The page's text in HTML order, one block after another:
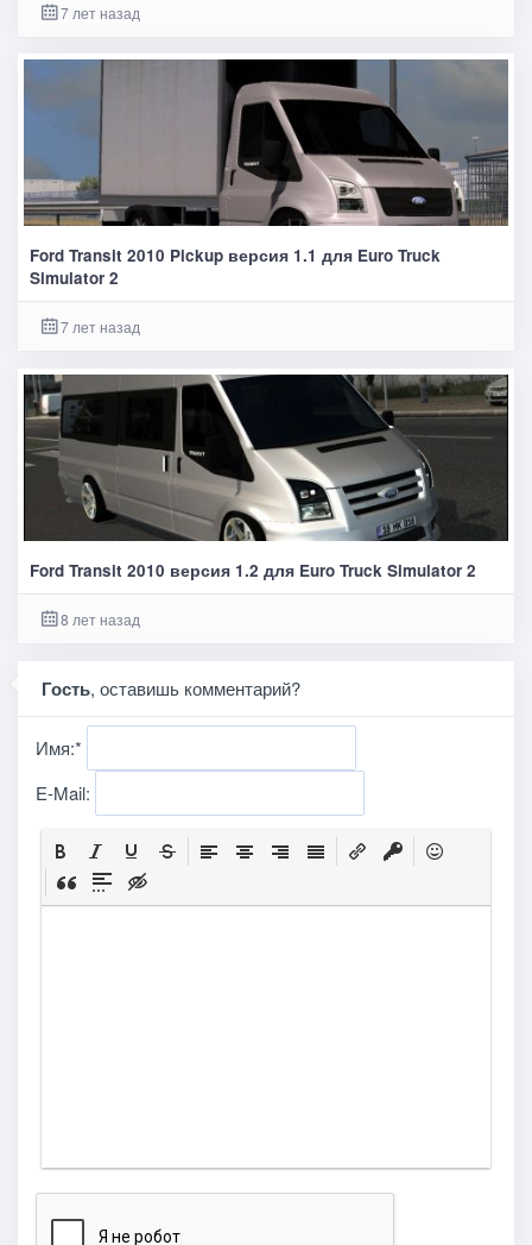
7 лет назад
Ford Transit 2010 Pickup версия 1.1 для Euro Truck
Simulator 2
7 лет назад
Ford Transit 2010 версия 1.2 для Euro Truck Simulator 2
8 лет назад
Гость, оставишь комментарий?
Имя:*
E-Mail: